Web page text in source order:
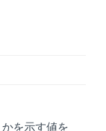
を示す値を